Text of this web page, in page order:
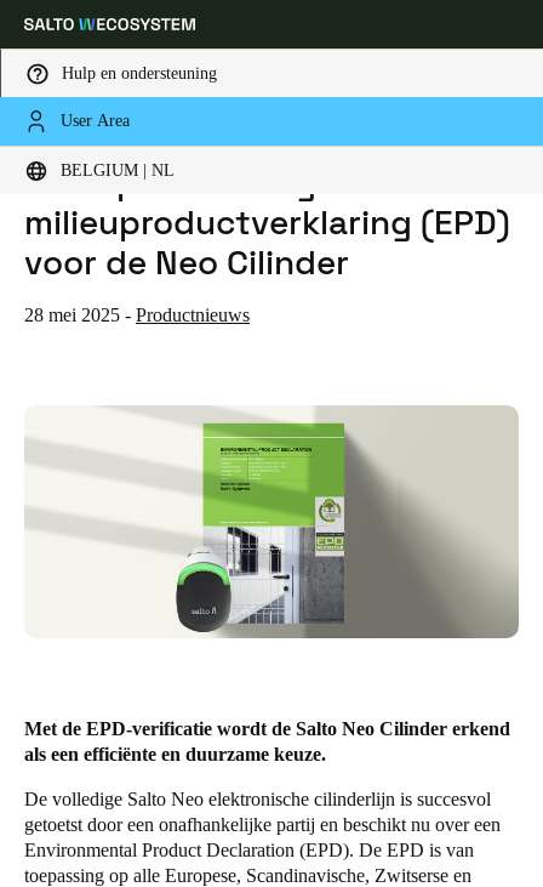
Hulp en ondersteuning
User Area
BELGIUM | NL
Kies uw locatie- en taalinstellingen
Global Europe North America Caribbean -
Belgium|Nederlands
Switzerland
Deutsch
France
Netherlands
NederlandsEnglish
HOME
NIEUWS
SALTO PUBLICEERT GEVERIFIEERDE MILIEUPRODUCTVERKLARING (EPD) VOOR DE NEO CILINDER
Salto publiceert geverifieerde
milieuproductverklaring (EPD)
voor de Neo Cilinder
28 mei 2025 - Productnieuws
Met de EPD-verificatie wordt de Salto Neo Cilinder erkend
als een efficiënte en duurzame keuze.
De volledige Salto Neo elektronische cilinderlijn is succesvol
getoetst door een onafhankelijke partij en beschikt nu over een
Environmental Product Declaration (EPD). De EPD is van
toepassing op alle Europese, Scandinavische, Zwitserse en